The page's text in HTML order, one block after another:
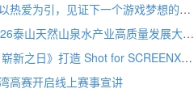
2026光子游戏大赛圆满收官：以热爱为引，见证下一个游戏梦想的诞生
福水通四海，好水链世界！ 2026泰山天然山泉水产业高质量发展大会圆满举行
CJ 4DPLEX 宣布：《蜘蛛侠：崭新之日》打造 Shot for SCREENX 专属版本
高赛开启线上赛事宣讲